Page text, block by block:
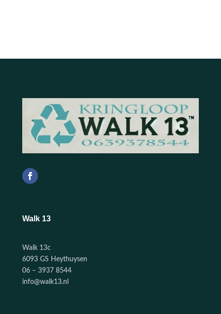
Walk 13
Walk 13c
6093 GS Heythuysen
06 – 3937 8544
info@walk13.nl